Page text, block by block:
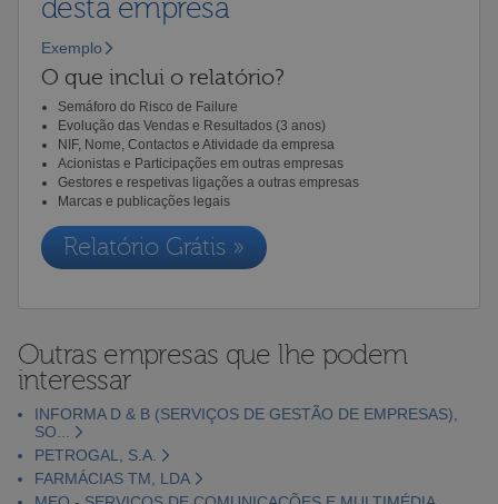
desta empresa
Exemplo
O que inclui o relatório?
Semáforo do Risco de Failure
Evolução das Vendas e Resultados (3 anos)
NIF, Nome, Contactos e Atividade da empresa
Acionistas e Participações em outras empresas
Gestores e respetivas ligações a outras empresas
Marcas e publicações legais
Relatório Grátis »
Outras empresas que lhe podem
interessar
INFORMA D & B (SERVIÇOS DE GESTÃO DE EMPRESAS),
SO...
PETROGAL, S.A.
FARMÁCIAS TM, LDA